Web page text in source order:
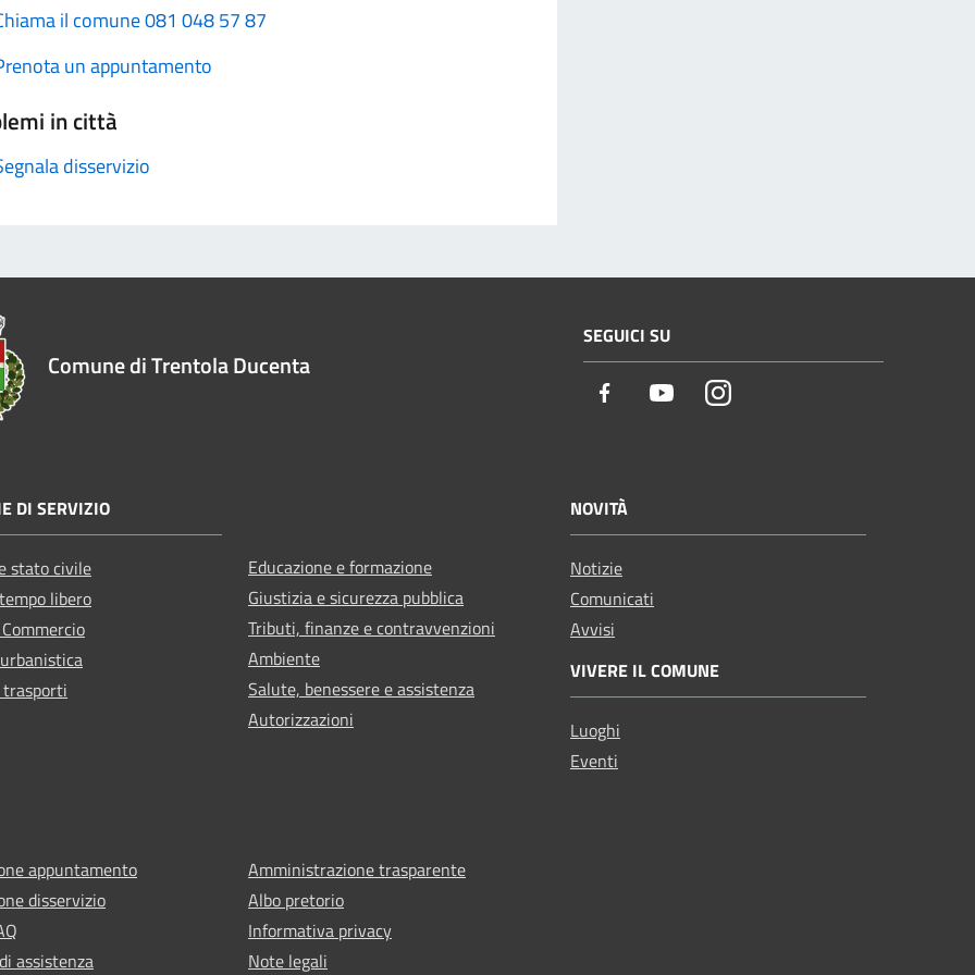
il comune 081 048 57 87
un appuntamento
in città
disservizio
Comune di Trentola Ducenta
SEGUICI SU
Facebook YoutubeInstagram
DI SERVIZIO
stato civile
libero
Educazione e formazione
Giustizia e sicurezza pubblica
Tributi, finanze e contravvenzioni
Ambiente
Salute, benessere e assistenza
Autorizzazioni
NOVITÀ
Notizie
Comunicati
Avvisi
VIVERE IL COMUNE
Luoghi
Eventi
appuntamento
disservizio
assistenza
Amministrazione trasparente
Albo pretorio
Informativa privacy
Note legali